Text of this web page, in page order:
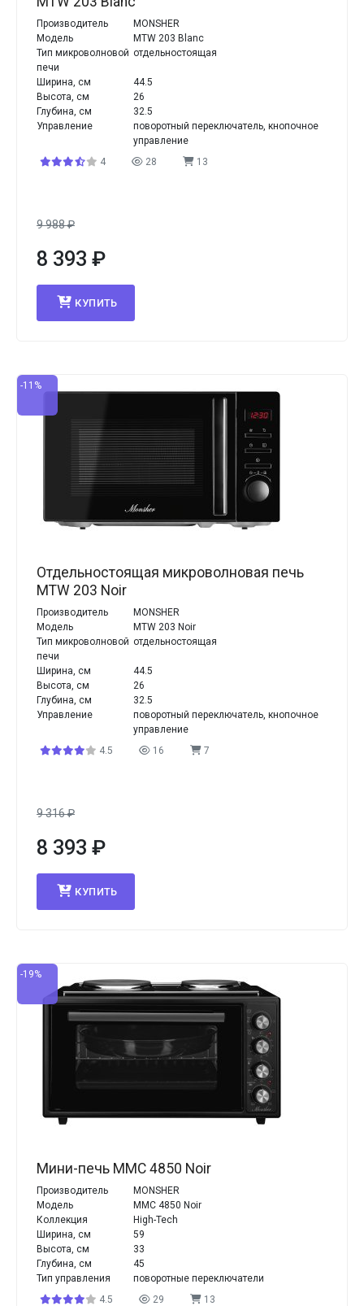
Производитель
MONSHER
Модель
MTW 203 Blanc
Тип микроволновой
печи
отдельностоящая
Ширина, см
44.5
Высота, см
26
Глубина, см
32.5
Управление
поворотный переключатель, кнопочное
управление
4
28 13
9 988₽
8 393 ₽
КУПИТЬ
-11%
Отдельностоящая микроволновая печь
MTW 203 Noir
Производитель
MONSHER
Модель
MTW 203 Noir
Тип микроволновой
печи
отдельностоящая
Ширина, см
44.5
Высота, см
26
Глубина, см
32.5
Управление
поворотный переключатель, кнопочное
управление
4.5
16 7
9 316₽
8 393 ₽
КУПИТЬ
-19%
Мини-печь MMC 4850 Noir
Производитель
MONSHER
Модель
MMC 4850 Noir
Коллекция
High-Tech
Ширина, см
59
Высота, см
33
Глубина, см
45
Тип управления
поворотные переключатели
4.5
29 13